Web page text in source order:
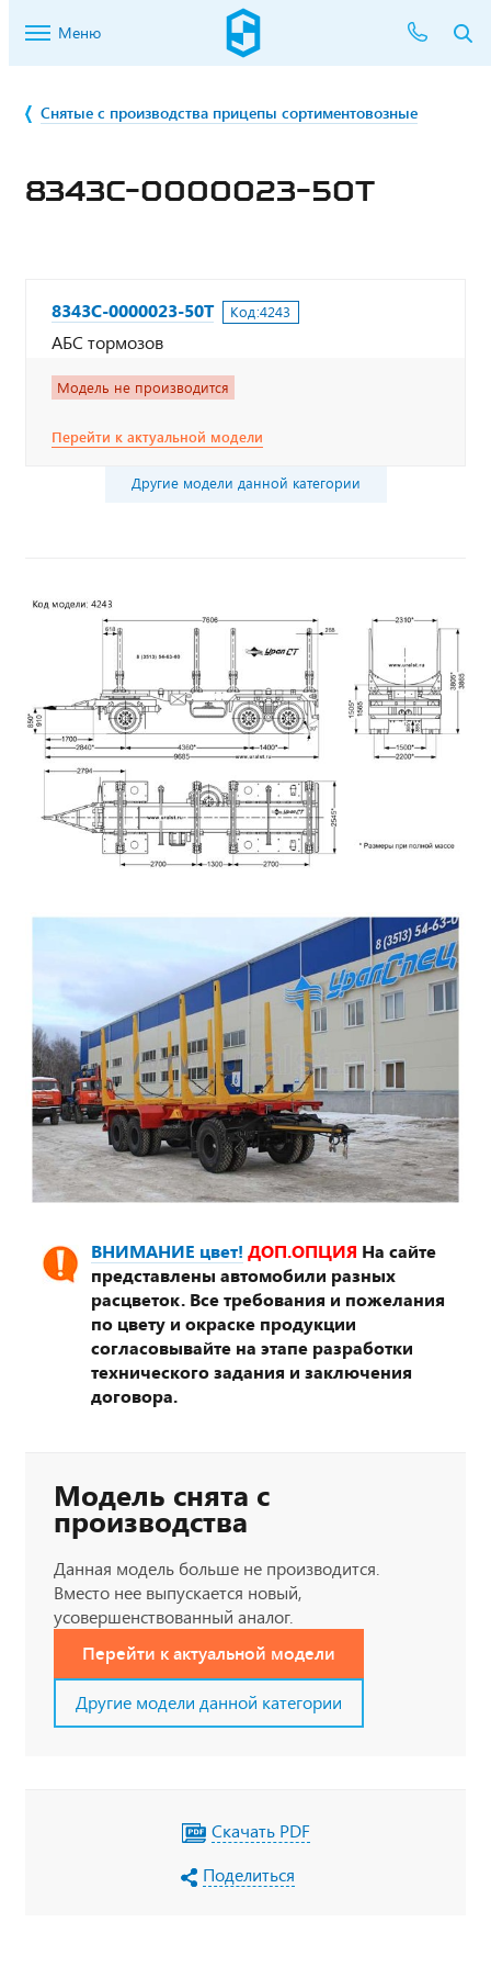
Меню
Снятые с производства прицепы сортиментовозные
8343С-0000023-50Т
8343С-0000023-50Т Код:4243
АБС тормозов
Модель не производится
Перейти к актуальной модели
Другие модели данной категории
ВНИМАНИЕ цвет! ДОП.ОПЦИЯ На сайте
представлены автомобили разных
расцветок. Все требования и пожелания
по цвету и окраске продукции
согласовывайте на этапе разработки
технического задания и заключения
договора.
Модель снята с
производства
Данная модель больше не производится.
Вместо нее выпускается новый,
усовершенствованный аналог.
Перейти к актуальной модели
Другие модели данной категории
Скачать PDF
Поделиться